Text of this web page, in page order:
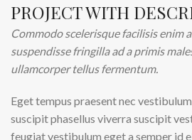
PROJECT WITH
Commodo scelerisque facilisis enim
suspendisse fringilla ad a primis
ullamcorper tellus fermentum.
Eget tempus praesent nec
suscipit phasellus viverra suscipit
feugiat vestibulum eget a semper id